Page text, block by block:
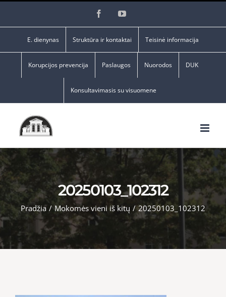
FacebookYouTube
E. dienynas Struktūra ir kontaktai Teisinė informacija
Korupcijos prevencija Paslaugos Nuorodos DUK
Konsultavimasis su visuomene
20250103_102312
Pradžia / Mokomės vieni iš kitų / 20250103_102312